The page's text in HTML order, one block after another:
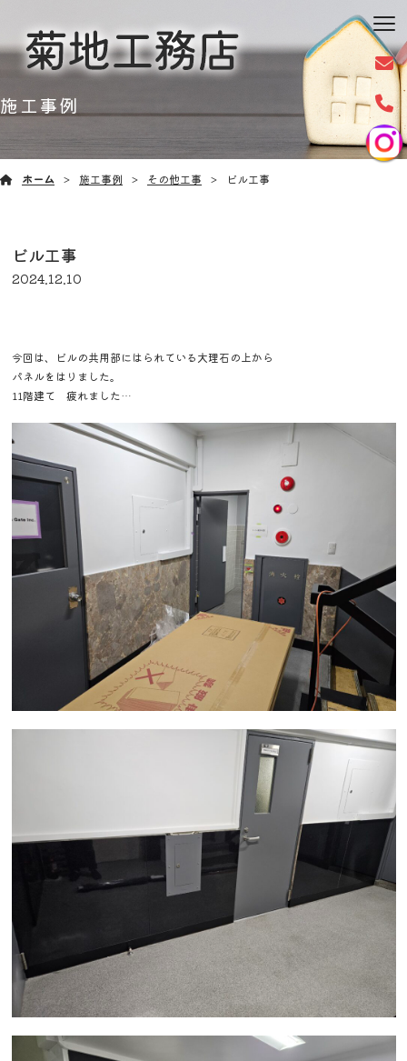
施工事例
ホーム 施工事例 その他工事 ビル工事
ビル工事
2024.12.10
今回は、ビルの共用部にはられている大理石の上から
パネルをはりました。
11階建て 疲れました…